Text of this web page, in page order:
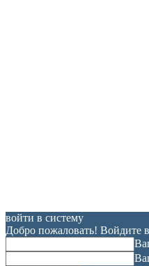
войти в систему
Добро пожаловать! Войдите